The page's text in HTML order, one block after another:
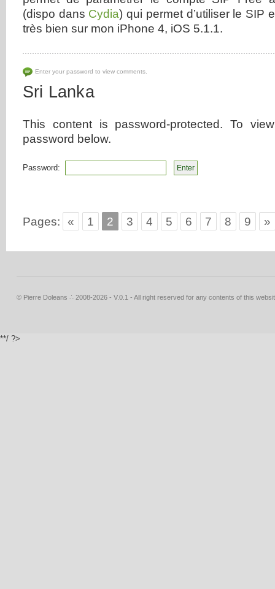
(dispo dans Cydia) qui permet d’utiliser le SIP
très bien sur mon iPhone 4, iOS 5.1.1.
Enter your password to view comments.
Sri Lanka
This content is password-protected. To
password below.
Password:
Pages: « 1 2 3 4 5 6 7 8 9 »
© Pierre Doleans ∴ 2008-2026 - V.0.1 - All right reserved for any contents of this
**/ ?>